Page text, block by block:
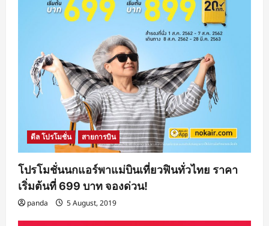
ดีล โปรโมชั่น สายการบิน
โปรโมชั่นนกแอร์พาแม่บินเที่ยวฟินทั่วไทย ราคา
เริ่มต้นที่ 699 บาท จองด่วน!
panda 5 August, 2019